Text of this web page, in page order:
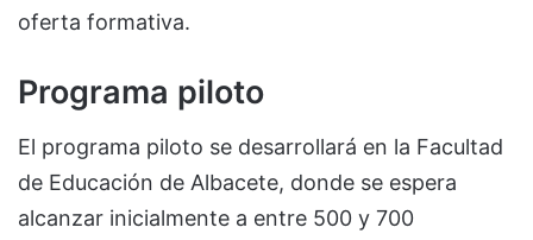
oferta formativa.
Programa piloto
El programa piloto se desarrollará en la Facultad
de Educación de Albacete, donde se espera
alcanzar inicialmente a entre 500 y 700